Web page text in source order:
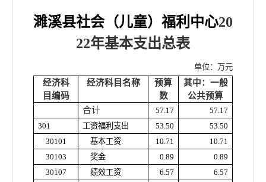
濉溪县社会（儿童）福利中心20
22年基本支出总表
单位：万元
经济科
目编码
经济科目名称
预算
数
其中：一般
公共预算
合计
57.17
57.17
301
工资福利支出 53.50
53.50
30101
基本工资 10.71
10.71
30103
奖金 0.89
0.89
30107
绩效工资 6.57 6.57